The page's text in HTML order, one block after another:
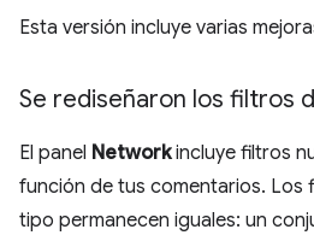
Esta versión incluye varias
Se rediseñaron los filtros
El panel Networkincluye filtros
función de tus comentarios. Los
tipo permanecen iguales: un